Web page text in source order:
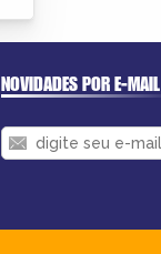
NOVIDADES POR E-MAIL